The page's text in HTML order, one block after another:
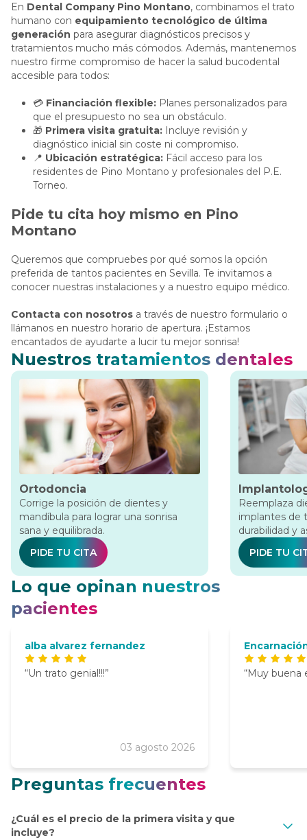
En Dental Company Pino Montano, combinamos el trato
humano con equipamiento tecnológico de última
generación para asegurar diagnósticos precisos y
tratamientos mucho más cómodos. Además, mantenemos
nuestro firme compromiso de hacer la salud bucodental
accesible para todos:
💳 Financiación flexible: Planes personalizados para
que el presupuesto no sea un obstáculo.
🎁 Primera visita gratuita: Incluye revisión y
diagnóstico inicial sin coste ni compromiso.
📍 Ubicación estratégica: Fácil acceso para los
residentes de Pino Montano y profesionales del P.E.
Torneo.
Pide tu cita hoy mismo en Pino
Montano
Queremos que compruebes por qué somos la opción
preferida de tantos pacientes en Sevilla. Te invitamos a
conocer nuestras instalaciones y a nuestro equipo médico.
Contacta con nosotros a través de nuestro formulario o
llámanos en nuestro horario de apertura. ¡Estamos
encantados de ayudarte a lucir tu mejor sonrisa!
Nuestros tratamientos dentales
Ortodoncia
Corrige la posición de dientes y
mandíbula para lograr una sonrisa
sana y equilibrada.
PIDE TU CITA
Reemplaza
implantes de
durabilidad y
PIDE TU
Lo que opinan nuestros
pacientes
alba alvarez fernandez
03 agosto 2026
Un trato genial!!! Muy buena
Preguntas frecuentes
¿Cuál es el precio de la primera visita y que
incluye?